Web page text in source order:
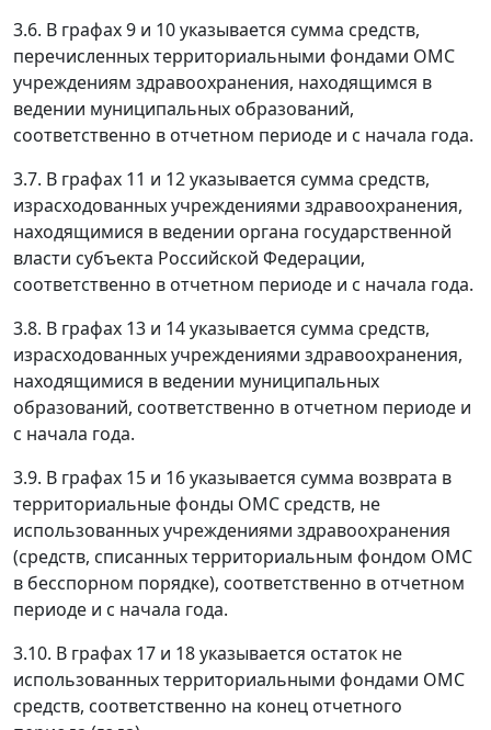
3.6. В графах 9 и 10 указывается сумма средств,
перечисленных территориальными фондами ОМС
учреждениям здравоохранения, находящимся в
ведении муниципальных образований,
соответственно в отчетном периоде и с начала года.
3.7. В графах 11 и 12 указывается сумма средств,
израсходованных учреждениями здравоохранения,
находящимися в ведении органа государственной
власти субъекта Российской Федерации,
соответственно в отчетном периоде и с начала года.
3.8. В графах 13 и 14 указывается сумма средств,
израсходованных учреждениями здравоохранения,
находящимися в ведении муниципальных
образований, соответственно в отчетном периоде и
с начала года.
3.9. В графах 15 и 16 указывается сумма возврата в
территориальные фонды ОМС средств, не
использованных учреждениями здравоохранения
(средств, списанных территориальным фондом ОМС
в бесспорном порядке), соответственно в отчетном
периоде и с начала года.
3.10. В графах 17 и 18 указывается остаток не
использованных территориальными фондами ОМС
средств, соответственно на конец отчетного